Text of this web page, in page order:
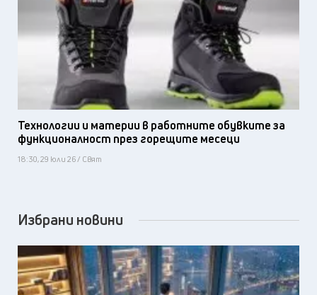
Технологии и материи в работните обувките за
функционалност през горещите месеци
18:30, 29 юли 26 / Свят
Избрани новини